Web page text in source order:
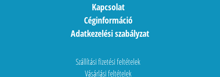
Kapcsolat
Céginformáció
Adatkezelési szabályzat
Szállítási fizetési feltételek
Vásárlási feltételek